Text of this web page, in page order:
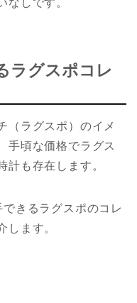
ラグスポコレ
（ラグスポ）のイメ
手頃な価格でラグス
計も存在します。
きるラグスポのコレ
します。